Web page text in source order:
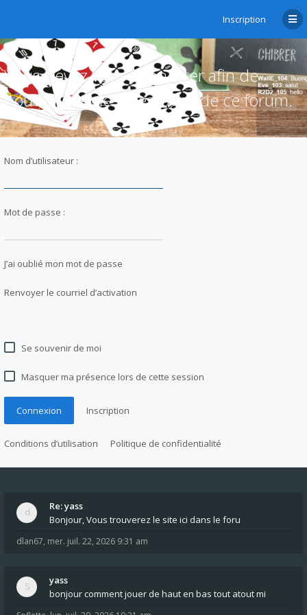
Inscription
Vous devez vous connecter afin de
pouvoir citer les messages de ce forum.
Nom d’utilisateur :
Mot de passe :
J’ai oublié mon mot de passe
Renvoyer le courriel d’activation
Se souvenir de moi
Masquer ma présence lors de cette session
Connexion Inscription
Conditions d’utilisation Politique de confidentialité
Re: yass
Bonjour, Vous trouverez le site ici dans le foru
dlan67, mer. juil. 22, 2026 9:31 am
yass
bonjour comment jouer de haut en bas tout atout mi